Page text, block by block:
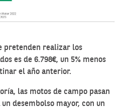
pretenden realizar los
es de 6.798€, un 5% menos
el año anterior.
las motos de campo pasan
desembolso mayor, con un